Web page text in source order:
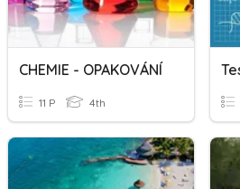
CHEMIE - OPAKOVÁNÍ
11 P 4th